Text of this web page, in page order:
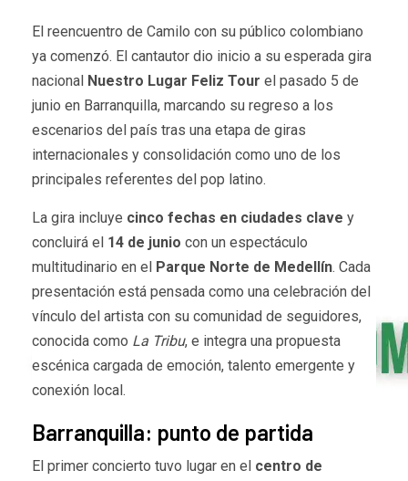
El reencuentro de Camilo con su público colombiano
ya comenzó. El cantautor dio inicio a su esperada gira
nacional Nuestro Lugar Feliz Tour el pasado 5 de
junio en Barranquilla, marcando su regreso a los
escenarios del país tras una etapa de giras
internacionales y consolidación como uno de los
principales referentes del pop latino.
La gira incluye cinco fechas en ciudades clave y
concluirá el 14 de junio con un espectáculo
multitudinario en el Parque Norte de Medellín. Cada
presentación está pensada como una celebración del
vínculo del artista con su comunidad de seguidores,
conocida como La Tribu, e integra una propuesta
escénica cargada de emoción, talento emergente y
conexión local.
Barranquilla: punto de partida
El primer concierto tuvo lugar en el centro de